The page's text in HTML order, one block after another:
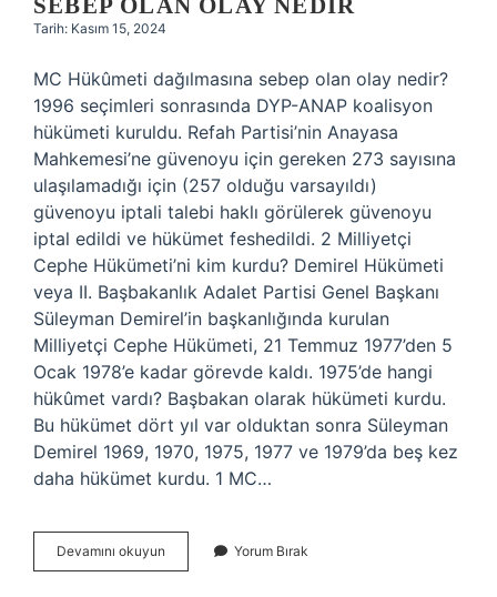
SEBEP OLAN OLAY NEDIR
Tarih: Kasım 15, 2024
MC Hükûmeti dağılmasına sebep olan olay nedir?
1996 seçimleri sonrasında DYP-ANAP koalisyon
hükümeti kuruldu. Refah Partisi’nin Anayasa
Mahkemesi’ne güvenoyu için gereken 273 sayısına
ulaşılamadığı için (257 olduğu varsayıldı)
güvenoyu iptali talebi haklı görülerek güvenoyu
iptal edildi ve hükümet feshedildi. 2 Milliyetçi
Cephe Hükümeti’ni kim kurdu? Demirel Hükümeti
veya II. Başbakanlık Adalet Partisi Genel Başkanı
Süleyman Demirel’in başkanlığında kurulan
Milliyetçi Cephe Hükümeti, 21 Temmuz 1977’den 5
Ocak 1978’e kadar görevde kaldı. 1975’de hangi
hükûmet vardı? Başbakan olarak hükümeti kurdu.
Bu hükümet dört yıl var olduktan sonra Süleyman
Demirel 1969, 1970, 1975, 1977 ve 1979’da beş kez
daha hükümet kurdu. 1 MC…
Devamını okuyun
Hükûmetinin
Yorum Bırak